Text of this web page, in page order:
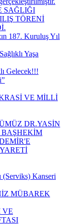
SAĞLIĞI
TÖRENİ
187. Kuruluş Yıl
Yaşa
Gelecek!!!
VE MİLLİ
DR.YASİN
(Serviks) Kanseri
MÜBAREK
VE